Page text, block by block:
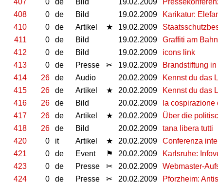
408
0 de Bild 19.02.2009
Karikatur:
410
0 de Artikel ★ 19.02.2009
411
0 de Bild 19.02.2009
Graffiti am
412
0 de Bild 19.02.2009
icons link
413
0 de Presse ✂ 19.02.2009
Brandstiftung
414
26 de Audio 20.02.2009
Kennst du das
415
26 de Artikel ★ 20.02.2009
Kennst du das
416
26 de Bild 20.02.2009
la
417
26 de Artikel ★ 20.02.2009
Über die
418
26 de Bild 20.02.2009
tana libera tutti
420
0 it Artikel ★ 20.02.2009
Conferenza
421
0 de Event ⚑ 20.02.2009
Karlsruhe:
423
0 de Presse ✂ 20.02.2009
Webmaster-
424
0 de Presse ✂ 20.02.2009
Pforzheim: